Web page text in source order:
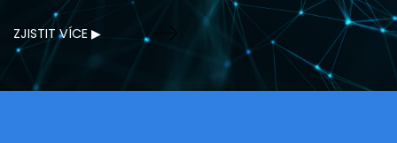
ZJISTIT VÍCE ▶